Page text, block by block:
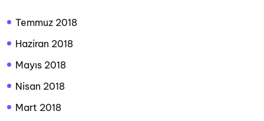
Temmuz 2018
Haziran 2018
Mayıs 2018
Nisan 2018
Mart 2018